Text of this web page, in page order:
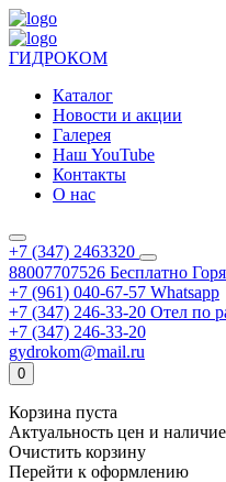
ГИДРОКОМ
Каталог
Новости и акции
Галерея
Наш YouTube
Контакты
О нас
+7 (347) 2463320
88007707526 Бесплатно
+7 (961) 040-67-57 Whatsapp
+7 (347) 246-33-20 Отел по
+7 (347) 246-33-20
gydrokom@mail.ru
0
Корзина пуста
Актуальность цен и
Очистить корзину
Перейти к оформлению